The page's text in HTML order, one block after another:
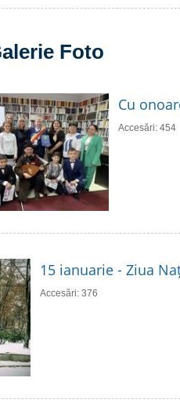
Foto
Cu
Accesări: 454
15 ianuarie - Ziua
Accesări: 376